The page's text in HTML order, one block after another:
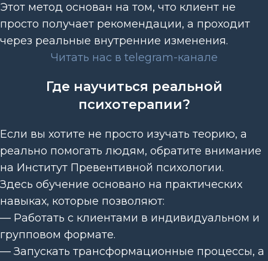
Этот метод основан на том, что клиент не
просто получает рекомендации, а проходит
через реальные внутренние изменения.
Читать нас в telegram-канале
Где научиться реальной
психотерапии?
Если вы хотите не просто изучать теорию, а
реально помогать людям, обратите внимание
на Институт Превентивной психологии.
Здесь обучение основано на практических
навыках, которые позволяют:
— Работать с клиентами в индивидуальном и
групповом формате.
— Запускать трансформационные процессы, а